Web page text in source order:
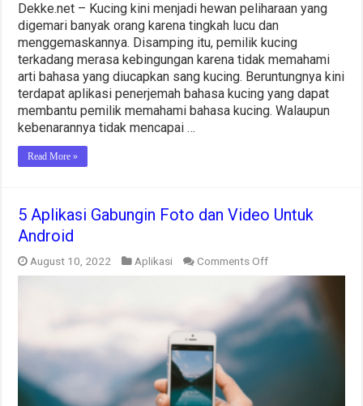
Dekke.net – Kucing kini menjadi hewan peliharaan yang
digemari banyak orang karena tingkah lucu dan
menggemaskannya. Disamping itu, pemilik kucing
terkadang merasa kebingungan karena tidak memahami
arti bahasa yang diucapkan sang kucing. Beruntungnya kini
terdapat aplikasi penerjemah bahasa kucing yang dapat
membantu pemilik memahami bahasa kucing. Walaupun
kebenarannya tidak mencapai …
Read More »
5 Aplikasi Gabungin Foto dan Video Untuk
Android
August 10, 2022 Aplikasi Comments Offon
5
Aplikasi
Gabungin
dan
Video